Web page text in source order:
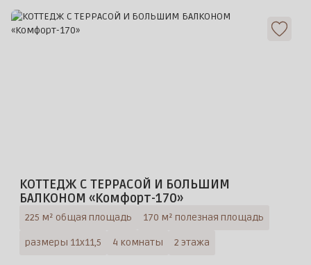
КОТТЕДЖ С ТЕРРАСОЙ И БОЛЬШИМ
БАЛКОНОМ «Комфорт-170»
225 м² общая площадь 170 м² полезная площадь
размеры 11х11,5 4 комнаты 2 этажа